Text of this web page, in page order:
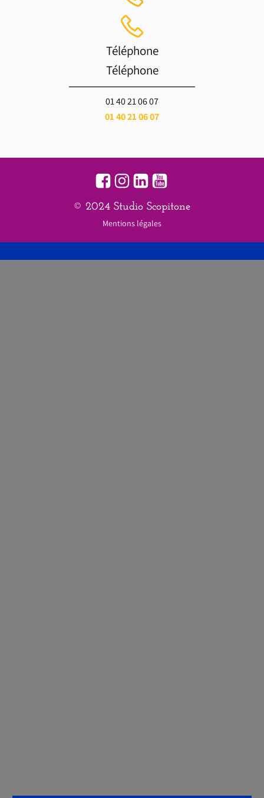
Téléphone
Téléphone
01 40 21 06 07
01 40 21 06 07
© 2024 Studio Scopitone
Mentions légales